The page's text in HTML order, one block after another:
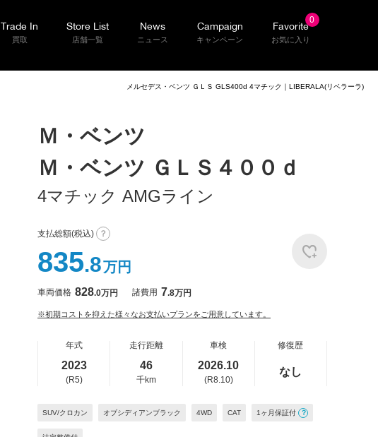
Trade In
買取
Store List
店舗一覧
News
ニュース
Campaign
キャンペーン
Favorite
0
お気に入り
メルセデス・ベンツ ＧＬＳ GLS400d 4マチック｜LIBERALA(リベラーラ)
Ｍ・ベンツ
Ｍ・ベンツ ＧＬＳ４００ｄ
4マチック AMGライン
支払総額(税込) ？
835.8万円
車両価格 828.0万円 諸費用 7.8万円
※初期コストを抑えた様々なお支払いプランをご用意しています。
年式
2023
(R5)
走行距離
46
千km
車検
2026.10
(R8.10)
修復歴
なし
SUV/クロカン オブシディアンブラック 4WD CAT 1ヶ月保証付 ？